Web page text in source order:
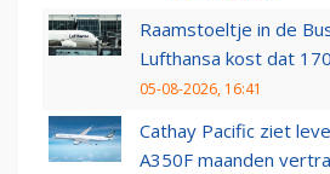
Raamstoeltje in de
Lufthansa kost dat
05-08-2026, 16:41
Cathay Pacific ziet
A350F maanden